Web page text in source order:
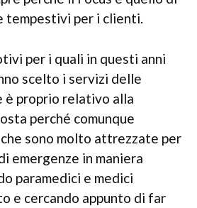
tempestivi per i clienti.
per i quali in questi anni
scelto i servizi delle
è proprio relativo alla
perché comunque
sono molto attrezzate per
emergenze in maniera
paramedici e medici
e cercando appunto di far